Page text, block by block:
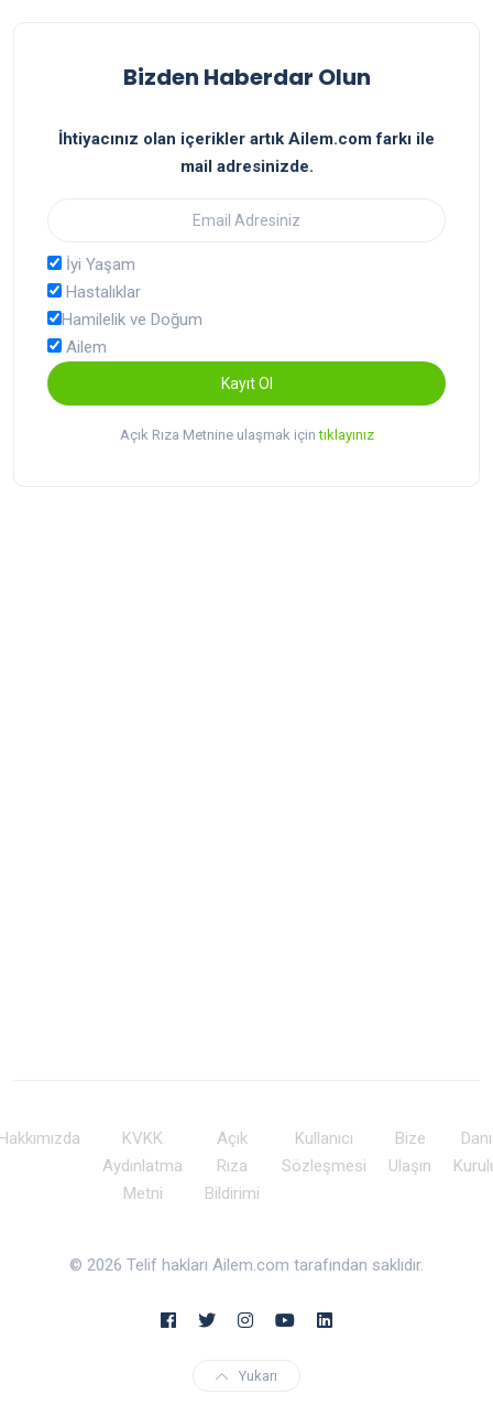
Bizden Haberdar Olun
İhtiyacınız olan içerikler artık Ailem.com farkı ile
mail adresinizde.
İyi Yaşam
Hastalıklar
Hamilelik ve Doğum
Ailem
Kayıt Ol
Açık Rıza Metnine ulaşmak içintıklayınız
KVKK
Aydınlatma
Metni
Açık
Rıza
Bildirimi
Kullanıcı
Sözleşmesi
Bize
Ulaşın
© 2026 Telif hakları Ailem.com tarafından saklıdır.
Yukarı